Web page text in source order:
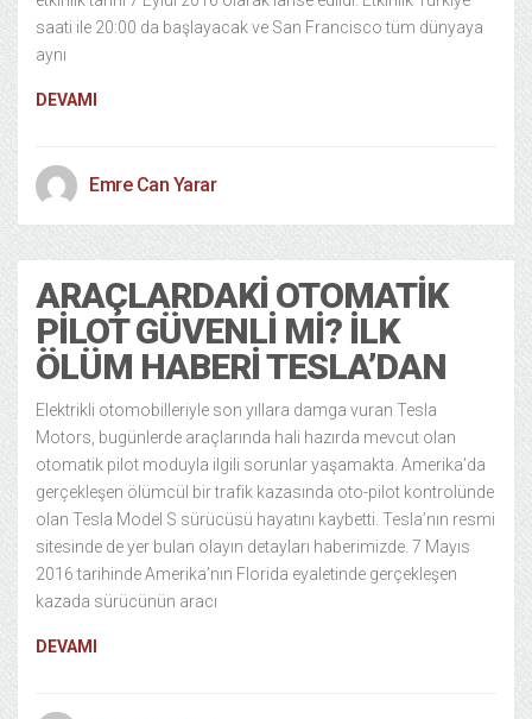
saati ile 20:00 da başlayacak ve San Francisco tüm dünyaya
aynı
DEVAMI
Emre Can Yarar
ARAÇLARDAKI OTOMATIK
PILOT GÜVENLI MI? İLK
ÖLÜM HABERI TESLA’DAN
Elektrikli otomobilleriyle son yıllara damga vuran Tesla
Motors, bugünlerde araçlarında hali hazırda mevcut olan
otomatik pilot moduyla ilgili sorunlar yaşamakta. Amerika’da
gerçekleşen ölümcül bir trafik kazasında oto-pilot kontrolünde
olan Tesla Model S sürücüsü hayatını kaybetti. Tesla’nın resmi
sitesinde de yer bulan olayın detayları haberimizde. 7 Mayıs
2016 tarihinde Amerika’nın Florida eyaletinde gerçekleşen
kazada sürücünün aracı
DEVAMI